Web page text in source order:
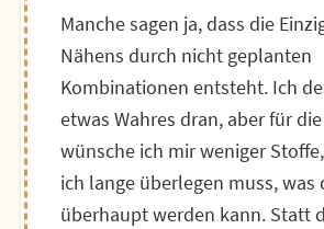
Manche sagen ja, dass die
Nähens durch nicht geplanten
Kombinationen entsteht. Ich
etwas Wahres dran, aber für
wünsche ich mir weniger
ich lange überlegen muss, was
überhaupt werden kann. Statt